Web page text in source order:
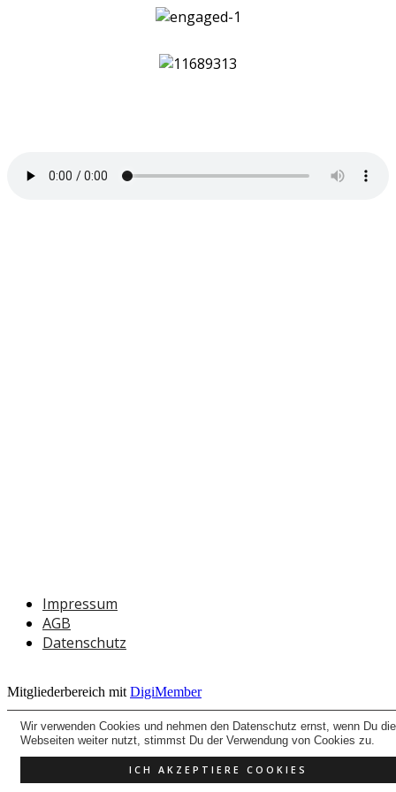
Wir verwenden Cookies und nehmen den Datenschutz ernst, wenn Du
Webseiten weiter nutzt, stimmst Du der Verwendung von Cookies zu.
ICH AKZEPTIERE COOKIES
Impressum
AGB
Datenschutz
Mitgliederbereich mit DigiMember